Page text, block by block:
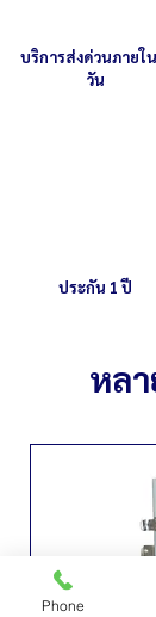
บริการส่งด่วนภายใ
วัน
ประกัน 1 ปี
หล
Phone